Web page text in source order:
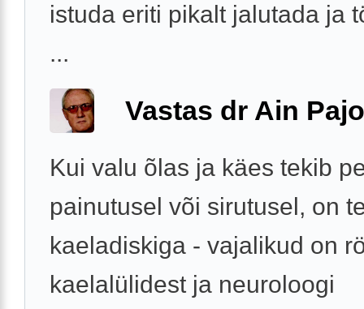
istuda eriti pikalt jalutada ja
...
Vastas dr Ain
Kui valu õlas ja käes tekib
painutusel või sirutusel, on
kaeladiskiga - vajalikud on
kaelalülidest ja neuroloogi